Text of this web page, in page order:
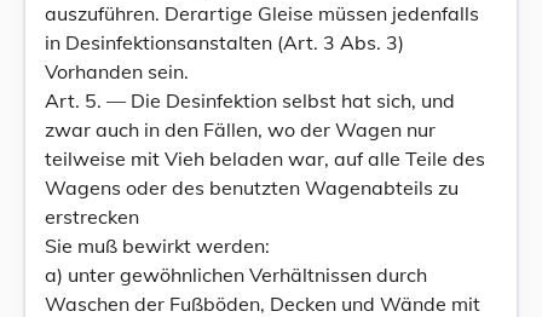
auszuführen. Derartige Gleise müssen jedenfalls
in Desinfektionsanstalten (Art. 3 Abs. 3)
Vorhanden sein.
Art. 5. — Die Desinfektion selbst hat sich, und
zwar auch in den Fällen, wo der Wagen nur
teilweise mit Vieh beladen war, auf alle Teile des
Wagens oder des benutzten Wagenabteils zu
erstrecken
Sie muß bewirkt werden:
a) unter gewöhnlichen Verhältnissen durch
Waschen der Fußböden, Decken und Wände mit